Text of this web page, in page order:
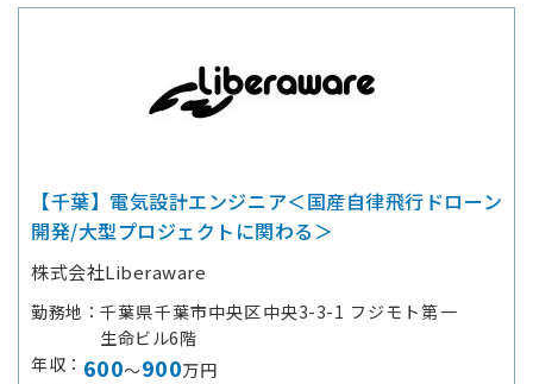
【千葉】電気設計エンジニア＜国産自律飛行ドローン
開発/大型プロジェクトに関わる＞
株式会社Liberaware
勤務地
千葉県千葉市中央区中央3-3-1 フジモト第一
生命ビル6階
年収
600～900万円